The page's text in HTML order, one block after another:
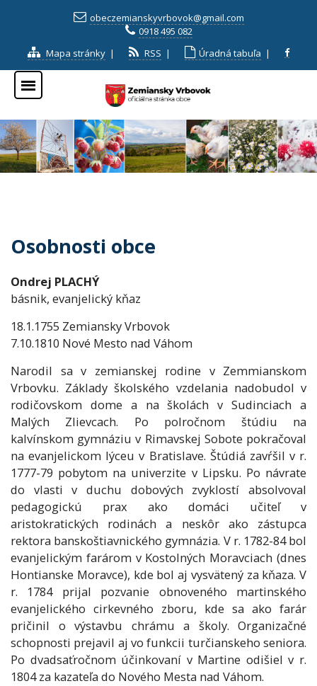
obeczemianskyvrbovok@gmail.com
0918 495 082
Mapa stránky | RSS | Úradná tabuľa |
Osobnosti obce
Ondrej PLACHÝ
básnik, evanjelický kňaz
18.1.1755 Zemiansky Vrbovok
7.10.1810 Nové Mesto nad Váhom
Narodil sa v zemianskej rodine v Zemmianskom
Vrbovku. Základy školského vzdelania nadobudol v
rodičovskom dome a na školách v Sudinciach a
Malých Zlievcach. Po polročnom štúdiu na
kalvínskom gymnáziu v Rimavskej Sobote pokračoval
na evanjelickom lýceu v Bratislave. Štúdiá zavŕšil v r.
1777-79 pobytom na univerzite v Lipsku. Po návrate
do vlasti v duchu dobových zvyklostí absolvoval
pedagogickú prax ako domáci učiteľ v
aristokratických rodinách a neskôr ako zástupca
rektora banskoštiavnického gymnázia. V r. 1782-84 bol
evanjelickým farárom v Kostolných Moravciach (dnes
Hontianske Moravce), kde bol aj vysvätený za kňaza. V
r. 1784 prijal pozvanie obnoveného martinského
evanjelického cirkevného zboru, kde sa ako farár
pričinil o výstavbu chrámu a školy. Organizačné
schopnosti prejavil aj vo funkcii turčianskeho seniora.
Po dvadsaťročnom účinkovaní v Martine odišiel v r.
1804 za kazateľa do Nového Mesta nad Váhom.